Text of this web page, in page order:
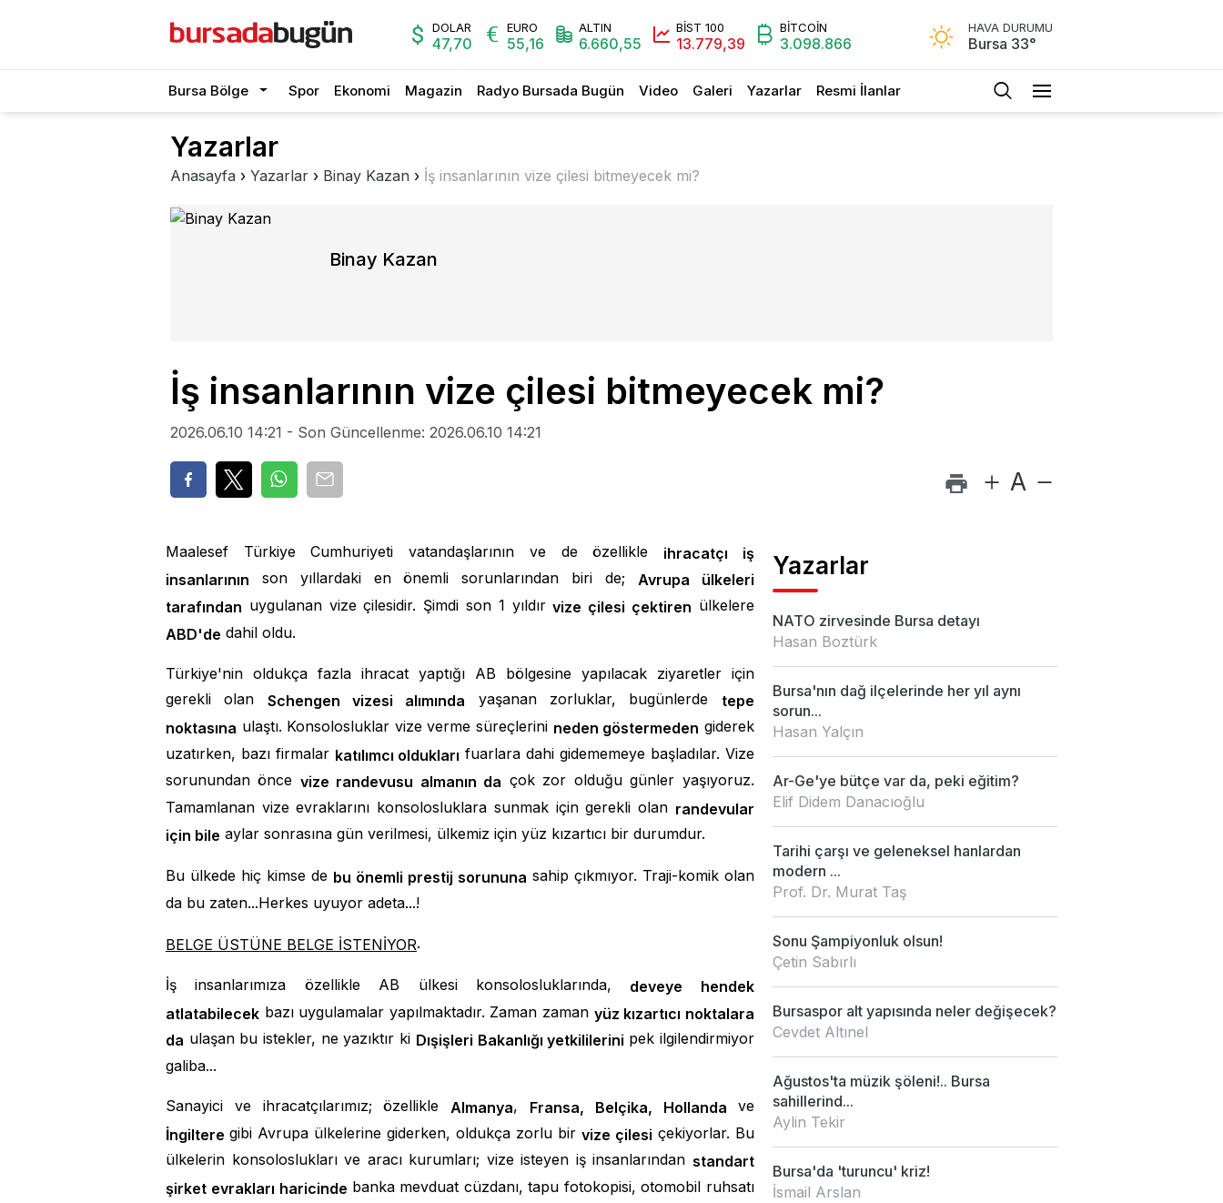
DOLAR
47,70
EURO
55,16
ALTIN
6.660,55
BİST 100
13.779,39
BİTCOİN
3.098.866
HAVA DURUMU
Bursa 33°
Bursa Bölge Spor Ekonomi Magazin Radyo Bursada Bugün Video Galeri Yazarlar Resmi İlanlar
Yazarlar
Anasayfa › Yazarlar › Binay Kazan › İş insanlarının vize çilesi bitmeyecek mi?
Binay Kazan
İş insanlarının vize çilesi bitmeyecek mi?
2026.06.10 14:21 - Son Güncellenme: 2026.06.10 14:21
A
Maalesef Türkiye Cumhuriyeti vatandaşlarının ve de özellikle ihracatçı iş
insanlarının son yıllardaki en önemli sorunlarından biri de; Avrupa ülkeleri
tarafından uygulanan vize çilesidir. Şimdi son 1 yıldırvize çilesi çektiren ülkelere
ABD'de dahil oldu.
Türkiye'nin oldukça fazla ihracat yaptığı AB bölgesine yapılacak ziyaretler için
gerekli olan Schengen vizesi alımında yaşanan zorluklar, bugünlerde tepe
noktasına ulaştı. Konsolosluklar vize verme süreçlerini neden göstermeden giderek
uzatırken, bazı firmalar katılımcı oldukları fuarlara dahi gidememeye başladılar. Vize
sorunundan önce vize randevusu almanın da çok zor olduğu günler yaşıyoruz.
Tamamlanan vize evraklarını konsolosluklara sunmak için gerekli olan randevular
için bile aylar sonrasına gün verilmesi, ülkemiz için yüz kızartıcı bir durumdur.
Bu ülkede hiç kimse de bu önemli prestij sorununa sahip çıkmıyor. Traji-komik olan
da bu zaten...Herkes uyuyor adeta...!
BELGE ÜSTÜNE BELGE İSTENİYOR.
İş insanlarımıza özellikle AB ülkesi konsolosluklarında, deveye hendek
atlatabilecek bazı uygulamalar yapılmaktadır. Zaman zaman yüz kızartıcı noktalara
da ulaşan bu istekler, ne yazıktır ki Dışişleri Bakanlığı yetkililerini pek ilgilendirmiyor
galiba...
Sanayici ve ihracatçılarımız; özellikle Almanya, Fransa, Belçika, Hollanda ve
İngiltere gibi Avrupa ülkelerine giderken, oldukça zorlu bir vize çilesi çekiyorlar. Bu
ülkelerin konsoloslukları ve aracı kurumları; vize isteyen iş insanlarından standart
şirket evrakları haricinde banka mevduat cüzdanı, tapu fotokopisi, otomobil ruhsatı
Yazarlar
NATO zirvesinde Bursa detayı
Hasan Boztürk
Bursa'nın dağ ilçelerinde her yıl aynı
sorun...
Hasan Yalçın
Ar-Ge'ye bütçe var da, peki eğitim?
Elif Didem Danacıoğlu
Tarihi çarşı ve geleneksel hanlardan
modern ...
Prof. Dr. Murat Taş
Sonu Şampiyonluk olsun!
Çetin Sabırlı
Bursaspor alt yapısında neler değişecek?
Cevdet Altınel
Ağustos'ta müzik şöleni!.. Bursa
sahillerind...
Aylin Tekir
Bursa'da 'turuncu' kriz!
İsmail Arslan